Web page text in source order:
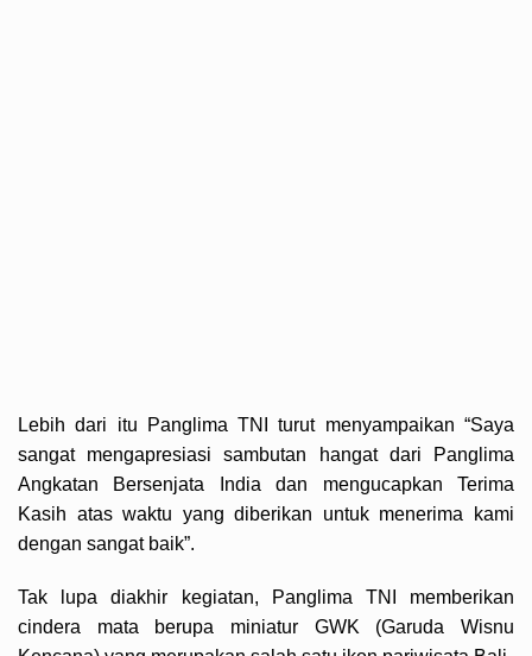
Lebih dari itu Panglima TNI turut menyampaikan “Saya
sangat mengapresiasi sambutan hangat dari Panglima
Angkatan Bersenjata India dan mengucapkan Terima
Kasih atas waktu yang diberikan untuk menerima kami
dengan sangat baik”.
Tak lupa diakhir kegiatan, Panglima TNI memberikan
cindera mata berupa miniatur GWK (Garuda Wisnu